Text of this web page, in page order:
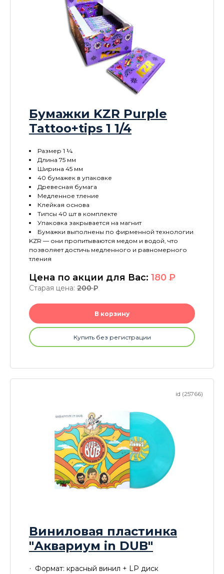
Бумажки KZR Purple
Tattoo+tips 1 1/4
Размер 1 ¼
Длина 75 мм
Ширина 45 мм
40 бумажек в упаковке
Древесная бумага
Медленное тление
Клейкая основа
Типсы 40 шт в комплекте
Упаковка закрывается на магнит
Бумажки выполнены по фирменной технологии
KZR — они пропитываются медом и водой, что
позволяет достичь медленного и равномерного
тления
Цена по акции для Вас: 180 P
Старая цена: 200P
В корзину
Купить без регистрации
id (25766)
Виниловая пластинка
"Аквариум in DUB"
Формат: красный винил + LP диск